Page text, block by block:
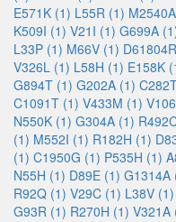
E571K (1) L55R (1)
K509I (1) V21I (1) G699A
L33P (1) M66V (1)
V326L (1) L58H (1) E158K
G894T (1) G202A (1)
C1091T (1) V433M (1)
N550K (1) G304A (1)
(1) M552I (1) R182H (1)
(1) C1950G (1) P535H (1)
N55H (1) D89E (1) G1314A
R92Q (1) V29C (1) L38V (1)
G93R (1) R270H (1) V321A